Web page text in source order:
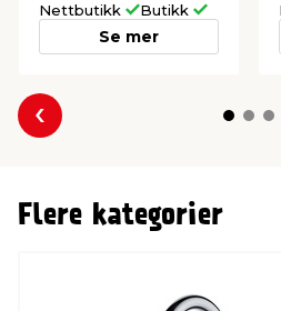
Nettbutikk Butikk
Se mer
Forrige
Flere kategorier